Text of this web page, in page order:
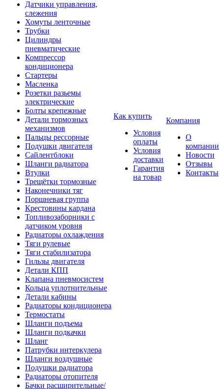
Датчики управления,
слежения
Хомуты ленточные
Трубки
Цилиндры
пневматические
Компрессор
кондиционера
Стартеры
Масленка
Розетки разьемы
электрические
Болты крепежные
Детали тормозных
механизмов
Пальцы рессорные
Подушки двигателя
Сайлентблоки
Шланги радиатора
Втулки
Трещётки тормозные
Наконечники тяг
Поршневая группа
Крестовины кардана
Топливозаборники с
датчиком уровня
Радиаторы охлаждения
Тяги рулевые
Тяги стабилизатора
Гильзы двигателя
Детали КПП
Клапана пневмосистем
Кольца уплотнительные
Детали кабины
Радиаторы кондиционера
Термостаты
Шланги подъема
Шланги подкачки
Шланг
Патрубки интеркулера
Шланги воздушные
Подушки радиатора
Радиаторы отопителя
Бачки расширительные/
Как купить
Условия
оплаты
Условия
доставки
Гарантия
на товар
Компания
О
компании
Новости
Отзывы
Контакты